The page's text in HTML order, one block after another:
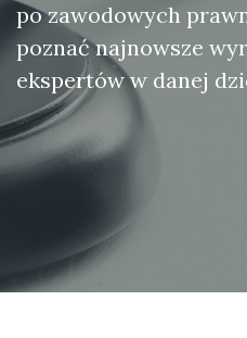
po zawodowych
poznać najnowsze
ekspertów w danej